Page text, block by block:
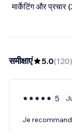
मार्केटिंग और प्रचार
समीक्षाएं 5.0(120)
5
Je